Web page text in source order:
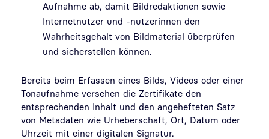
Aufnahme ab, damit Bildredaktionen sowie
Internetnutzer und -nutzerinnen den
Wahrheitsgehalt von Bildmaterial überprüfen
und sicherstellen können.
Bereits beim Erfassen eines Bilds, Videos oder einer
Tonaufnahme versehen die Zertifikate den
entsprechenden Inhalt und den angehefteten Satz
von Metadaten wie Urheberschaft, Ort, Datum oder
Uhrzeit mit einer digitalen Signatur.